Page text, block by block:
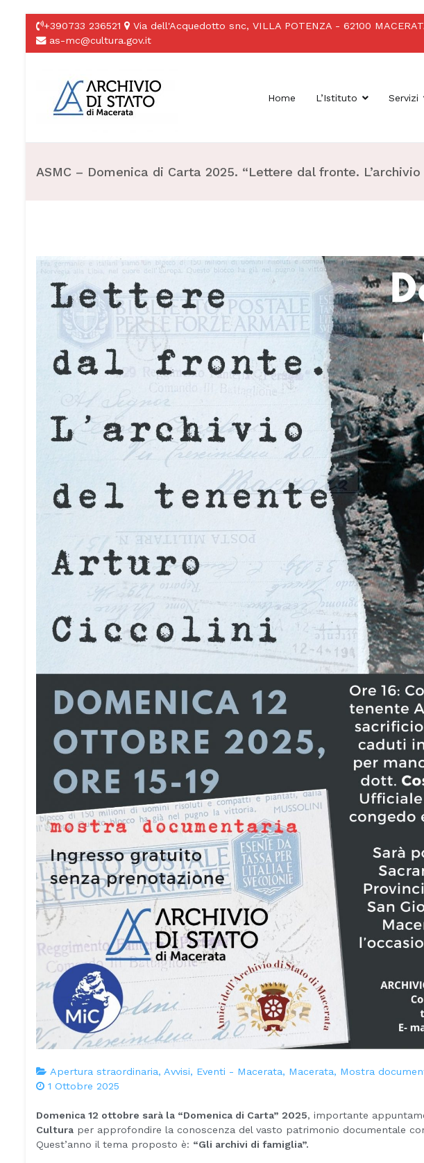
Vai
+390733 236521
Via dell'Acquedotto snc, VILLA POTENZA - 62100
as-mc@cultura.gov.it
Home L’Istituto Servizi
ASMC – Domenica di Carta 2025. “Lettere dal fronte.
Apertura straordinaria, Avvisi, Eventi - Macerata, Macerata, Mostra
1 Ottobre 2025
Domenica 12 ottobre sarà la “Domenica di Carta” 2025, importante
Cultura per approfondire la conoscenza del vasto patrimonio documentale
Quest’anno il tema proposto è: “Gli archivi di famiglia”.